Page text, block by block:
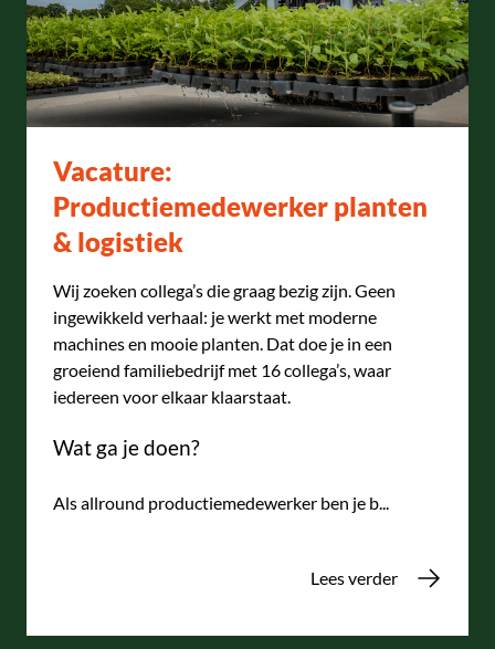
Vacature:
Productiemedewerker planten
& logistiek
Wij zoeken collega’s die graag bezig zijn. Geen
ingewikkeld verhaal: je werkt met moderne
machines en mooie planten. Dat doe je in een
groeiend familiebedrijf met 16 collega’s, waar
iedereen voor elkaar klaarstaat.
Wat ga je doen?
Als allround productiemedewerker ben je b...
Lees verder